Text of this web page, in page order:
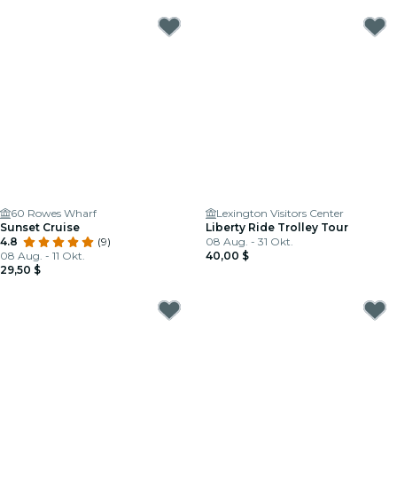
60 Rowes Wharf
Sunset Cruise
4.8
(9)
08 Aug. - 11 Okt.
29,50 $
Lexington Visitors Center
Liberty Ride Trolley Tour
08 Aug. - 31 Okt.
40,00 $